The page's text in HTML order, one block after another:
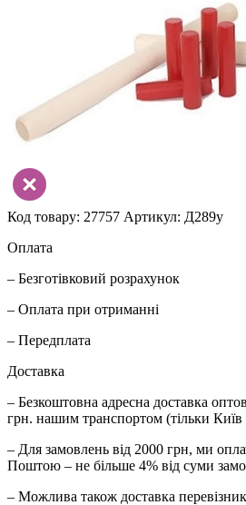
Код товару: 27757 Артикул: Д289у
Оплата
– Безготівковий розрахунок
– Оплата при отриманні
– Передплата
Доставка
– Безкоштовна адресна доставка
грн. нашим транспортом (тільки Київ
– Для замовлень від 2000 грн, ми
Поштою – не більше 4% від суми
– Можлива також доставка